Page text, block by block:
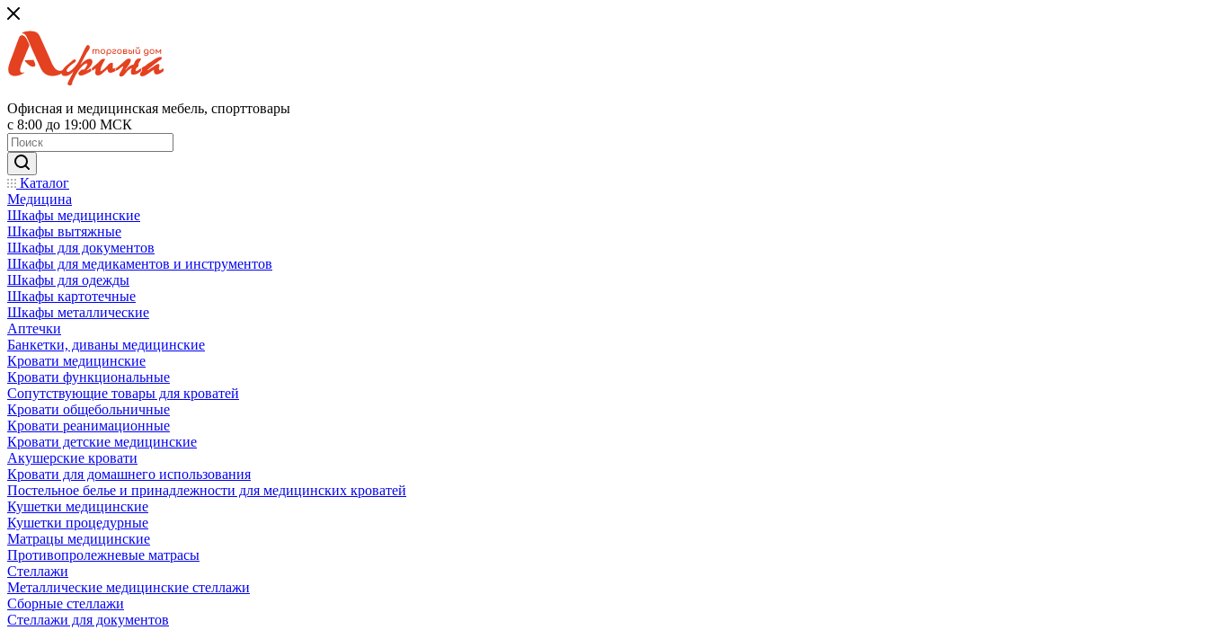
Офисная и медицинская мебель, спорттовары
с 8:00 до 19:00 МСК
Каталог
Медицина
Шкафы медицинские
Шкафы вытяжные
Шкафы для документов
Шкафы для медикаментов и инструментов
Шкафы для одежды
Шкафы картотечные
Шкафы металлические
Аптечки
Банкетки, диваны медицинские
Кровати медицинские
Кровати функциональные
Сопутствующие товары для кроватей
Кровати общебольничные
Кровати реанимационные
Кровати детские медицинские
Акушерские кровати
Кровати для домашнего использования
Постельное белье и принадлежности для медицинских кроватей
Кушетки медицинские
Кушетки процедурные
Матрацы медицинские
Противопролежневые матрасы
Стеллажи
Металлические медицинские стеллажи
Сборные стеллажи
Стеллажи для документов